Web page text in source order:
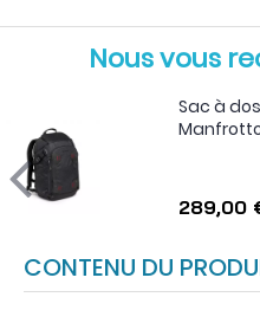
Nous vous
Sac à
289,00
CONTENU DU